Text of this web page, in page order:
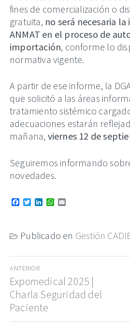
fines de comercialización o
gratuita, no será necesaria
ANMAT en el proceso de
importación, conforme lo
normativa vigente.
A partir de ese informe, la
que solicitó a las áreas
tratamiento sistémico
adecuaciones estarán
mañana, viernes 12 de
Seguiremos informando
novedades.
Facebook
TwitterLinkedInWhatsApp
Publicado en Gestión
Navegación
de
entradas
ANTERIOR
Entrada
anterior:
Expomedical 2025 |
Charla Seguridad del
Paciente